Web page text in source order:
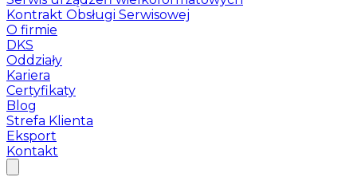
Kontrakt Obsługi Serwisowej
O firmie
DKS
Oddziały
Kariera
Certyfikaty
Blog
Strefa Klienta
Eksport
Kontakt